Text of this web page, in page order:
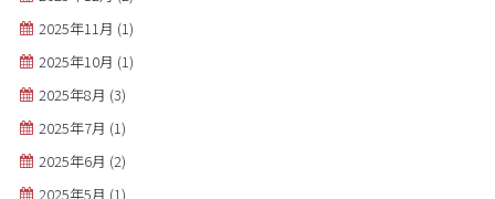
2025年11月 (1)
2025年10月 (1)
2025年8月 (3)
2025年7月 (1)
2025年6月 (2)
2025年5月 (1)